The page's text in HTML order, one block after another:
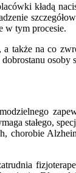
kładą
w tym procesie.
także na co
osoby
stałego,
chorobie